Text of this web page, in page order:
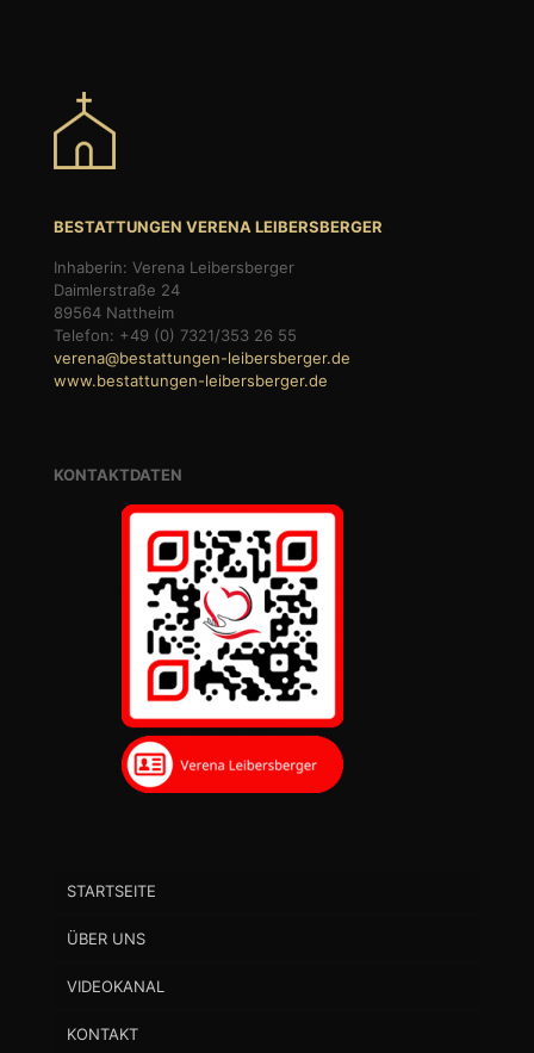
BESTATTUNGEN VERENA LEIBERSBERGER
Inhaberin: Verena Leibersberger
Daimlerstraße 24
89564 Nattheim
Telefon: +49 (0) 7321/353 26 55
verena@bestattungen-leibersberger.de
www.bestattungen-leibersberger.de
KONTAKTDATEN
STARTSEITE
ÜBER UNS
VIDEOKANAL
KONTAKT